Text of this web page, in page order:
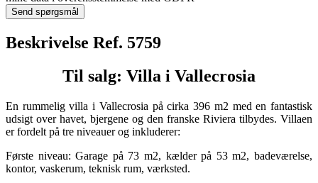
Send spørgsmål
Beskrivelse Ref. 5759
Til salg: Villa i Vallecrosia
En rummelig villa i Vallecrosia på cirka 396 m2 med en fantastisk
udsigt over havet, bjergene og den franske Riviera tilbydes. Villaen
er fordelt på tre niveauer og inkluderer:
Første niveau: Garage på 73 m2, kælder på 53 m2, badeværelse,
kontor, vaskerum, teknisk rum, værksted.